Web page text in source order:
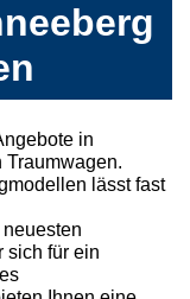
in
Traumwagen.
lässt fast
sich für ein